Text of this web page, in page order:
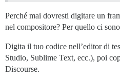
Perché mai dovresti digitare un
nel compositore? Per quello ci
Digita il tuo codice nell’editor di
Studio, Sublime Text, ecc.), poi
Discourse.